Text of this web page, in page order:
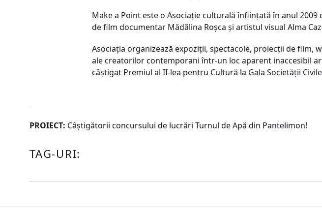
Make a Point este o Asociaţie culturală înfiinţată în anul
de film documentar Mădălina Roşca şi artistul visual Alma
Asociaţia organizează expoziţii, spectacole, proiecţii de
ale creatorilor contemporani într-un loc aparent inaccesibil
câştigat Premiul al II-lea pentru Cultură la Gala Societăţii
PROIECT: Câştigătorii concursului de lucrări Turnul de Apă din Pantelimon!
TAG-URI: